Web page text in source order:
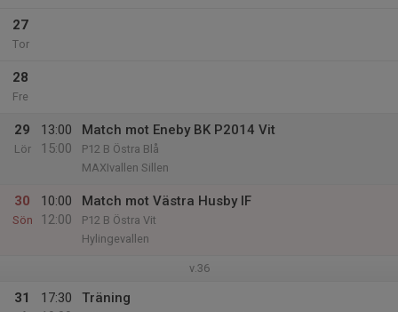
27
Tor
28
Fre
29
Lör
13:00
15:00
Match mot Eneby BK P2014 Vit
P12 B Östra Blå
MAXIvallen Sillen
30
Sön
10:00
12:00
Match mot Västra Husby IF
P12 B Östra Vit
Hylingevallen
v.36
31
17:30
Träning